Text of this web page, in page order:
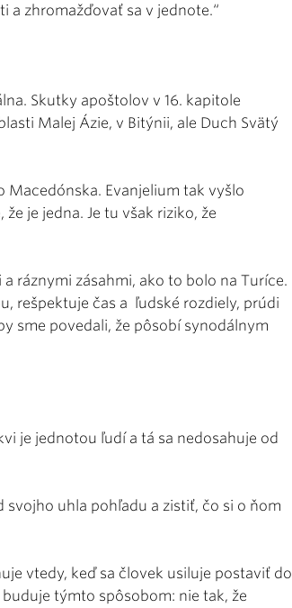
a zhromažďovať sa v jednote.“
Skutky apoštolov v 16. kapitole
Malej Ázie, v Bitýnii, ale Duch Svätý
Macedónska. Evanjelium tak vyšlo
je jedna. Je tu však riziko, že
ráznymi zásahmi, ako to bolo na Turíce.
rešpektuje čas a ľudské rozdiely, prúdi
sme povedali, že pôsobí synodálnym
je jednotou ľudí a tá sa nedosahuje od
uhla pohľadu a zistiť, čo si o ňom
vtedy, keď sa človek usiluje postaviť do
týmto spôsobom: nie tak, že